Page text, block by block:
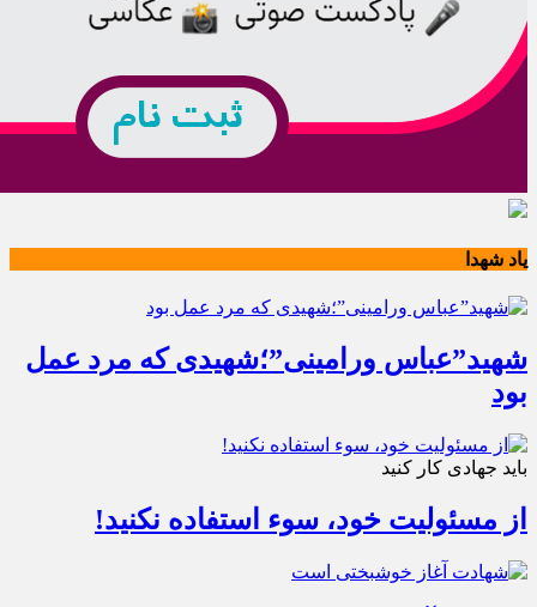
یاد شهدا
شهید”عباس ورامینی”؛شهیدی که مرد عمل
بود
باید جهادی کار کنید
از مسئولیت خود، سوء استفاده نکنید!